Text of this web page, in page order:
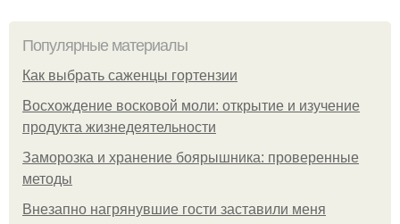
Популярные материалы
Как выбрать саженцы гортензии
Восхождение восковой моли: открытие и изучение
продукта жизнедеятельности
Заморозка и хранение боярышника: проверенные
методы
Внезапно нагрянувшие гости заставили меня